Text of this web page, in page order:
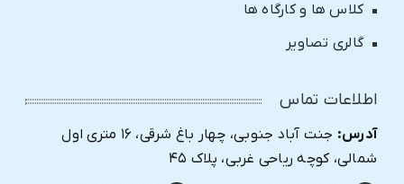
کلاس ها و کارگاه ها
گالری تصاویر
اطلاعات تماس
آدرس:
جنت آباد جنوبی، چهار باغ شرقی، ۱۶ متری اول
شمالی، کوچه ریاحی غربی، پلاک ۴۵